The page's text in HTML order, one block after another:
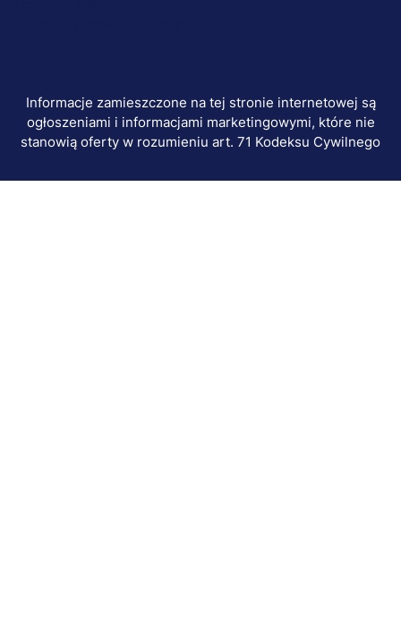
Informacje zamieszczone na tej stronie internetowej są
ogłoszeniami i informacjami marketingowymi, które nie
stanowią oferty w rozumieniu art. 71 Kodeksu Cywilnego